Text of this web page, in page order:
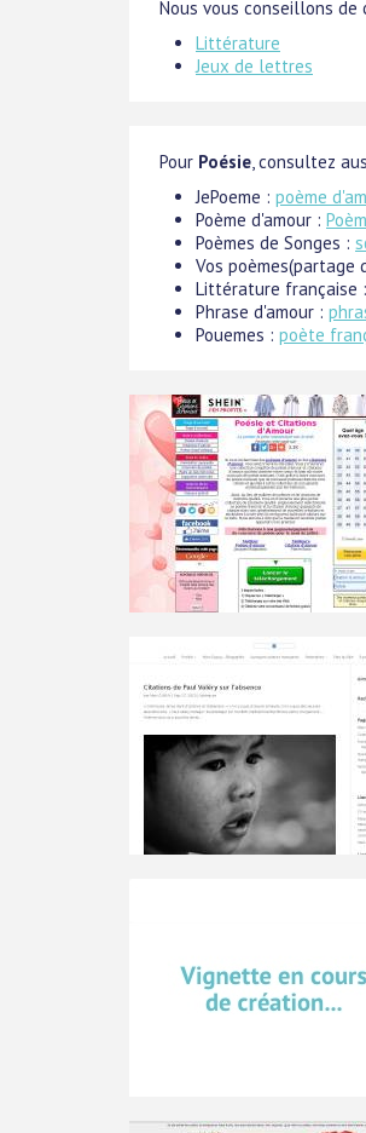
Nous vous conseillons
Littérature
Jeux de lettres
Pour Poésie, consultez
JePoeme : poème
Poème d'amour :
Poèmes de Songes :
Vos poèmes(partage
Littérature française :
Phrase d'amour :
Pouemes : poète